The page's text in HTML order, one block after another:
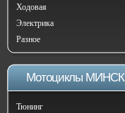
Ходовая
Электрика
Разное
Мотоциклы МИНСК
Тюнинг